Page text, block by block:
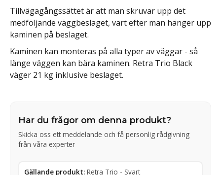
Tillvägagångssättet är att man skruvar upp det
medföljande väggbeslaget, vart efter man hänger upp
kaminen på beslaget.
Kaminen kan monteras på alla typer av väggar - så
länge väggen kan bära kaminen. Retra Trio Black
väger 21 kg inklusive beslaget.
Har du frågor om denna produkt?
Skicka oss ett meddelande och få personlig rådgivning
från våra experter
Gällande produkt: Retra Trio - Svart